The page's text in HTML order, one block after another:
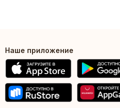
Наше приложение